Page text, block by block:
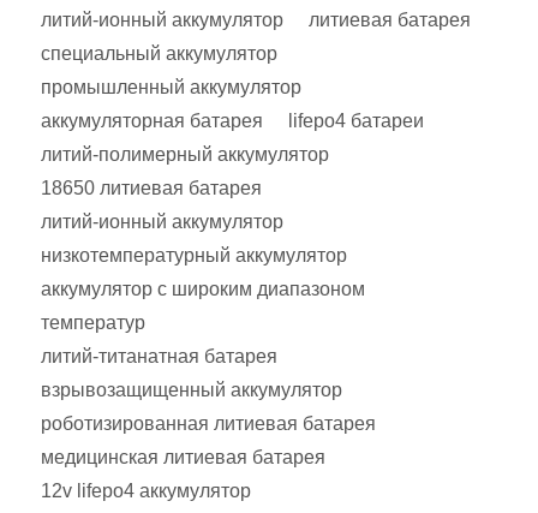
литий-ионный аккумулятор
литиевая батарея
специальный аккумулятор
промышленный аккумулятор
аккумуляторная батарея
lifepo4 батареи
литий-полимерный аккумулятор
18650 литиевая батарея
литий-ионный аккумулятор
низкотемпературный аккумулятор
аккумулятор с широким диапазоном
температур
литий-титанатная батарея
взрывозащищенный аккумулятор
роботизированная литиевая батарея
медицинская литиевая батарея
12v lifepo4 аккумулятор